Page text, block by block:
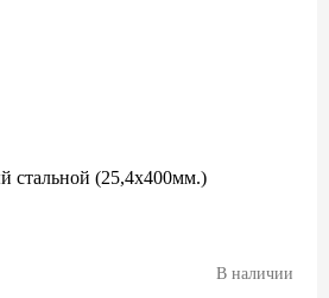
стальной (25,4х400мм.)
В наличии